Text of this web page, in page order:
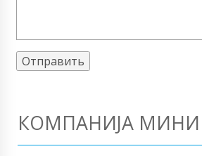
КОМПАНИЈА